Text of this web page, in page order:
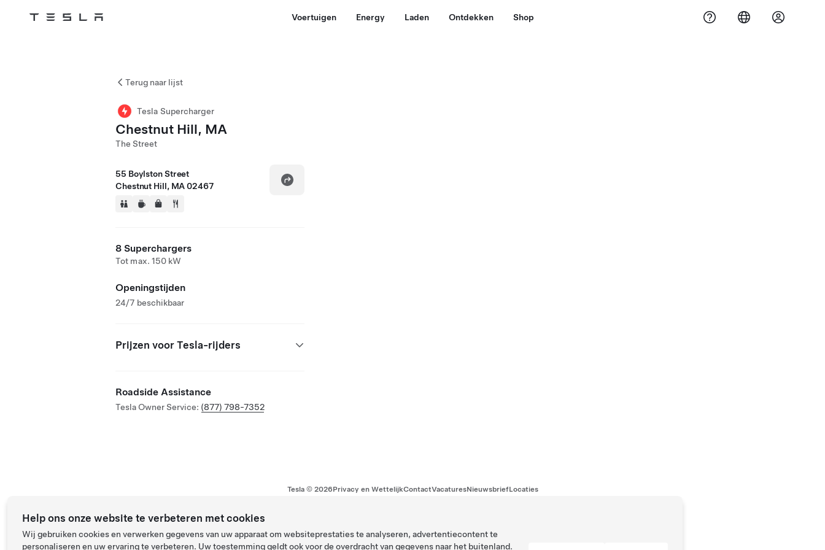
Tesla Voertuigen Energy Laden Ontdekken Shop
Terug naar lijst
Tesla Supercharger
Chestnut Hill, MA
The Street
55 Boylston Street
Chestnut Hill, MA 02467
8 Superchargers
Tot max. 150 kW
Openingstijden
24/7 beschikbaar
Prijzen voor Tesla-rijders
Roadside Assistance
Tesla Owner Service: (877) 798-7352
Tesla © 2026Privacy en WettelijkContactVacaturesNieuwsbriefLocaties
Help ons onze website te verbeteren met cookies
Wij gebruiken cookies en verwerken gegevens van uw apparaat om websiteprestaties te analyseren, advertentiecontent te
personaliseren en uw ervaring te verbeteren. Uw toestemming geldt ook voor de overdracht van gegevens naar het buitenland.